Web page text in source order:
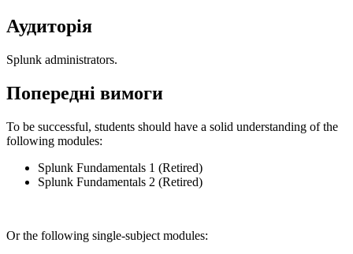
Аудиторія
Splunk administrators.
Попередні вимоги
To be successful, students should have a solid understanding of the
following modules:
Splunk Fundamentals 1 (Retired)
Splunk Fundamentals 2 (Retired)
Or the following single-subject modules: